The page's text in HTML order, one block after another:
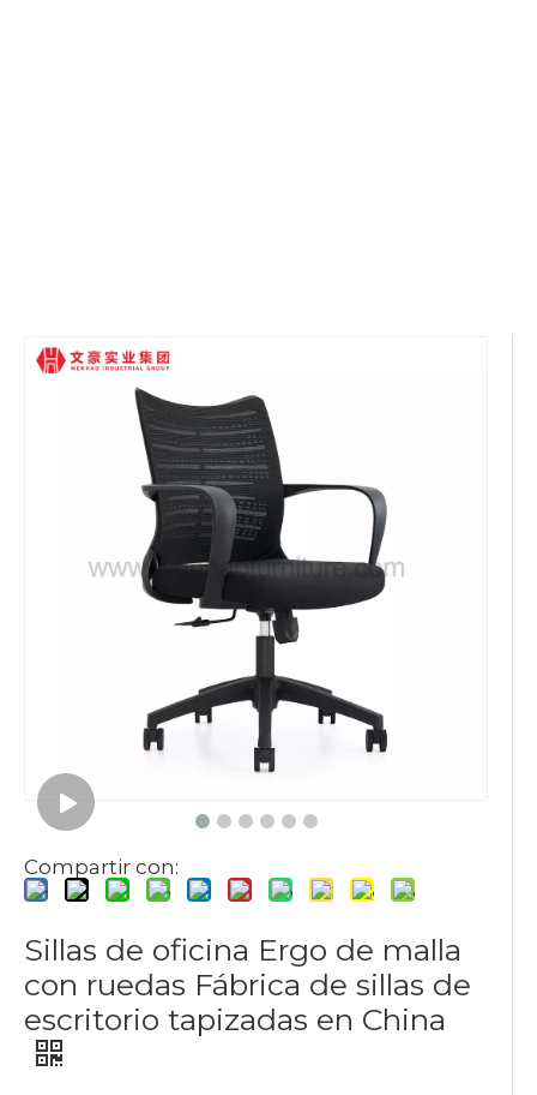
Compartir con:
Sillas de oficina Ergo de malla
con ruedas Fábrica de sillas de
escritorio tapizadas en China